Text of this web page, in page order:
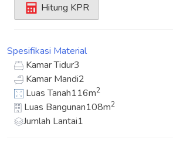
Hitung KPR
Spesifikasi Material
Kamar Tidur3
Kamar Mandi2
Luas Tanah116m2
Luas Bangunan108m2
Jumlah Lantai1